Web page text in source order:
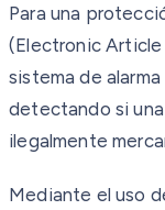
Para una
(Electronic Article
sistema de
detectando si
ilegalmente
Mediante el uso